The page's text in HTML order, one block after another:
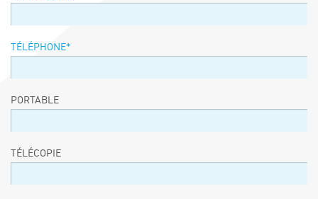
TÉLÉPHONE*
PORTABLE
TÉLÉCOPIE